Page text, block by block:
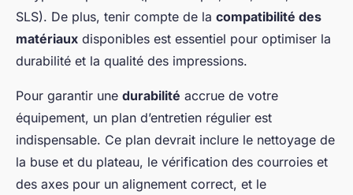
SLS). De plus, tenir compte de la compatibilité des
matériaux disponibles est essentiel pour optimiser la
durabilité et la qualité des impressions.
Pour garantir une durabilité accrue de votre
équipement, un plan d’entretien régulier est
indispensable. Ce plan devrait inclure le nettoyage de
la buse et du plateau, le vérification des courroies et
des axes pour un alignement correct, et le